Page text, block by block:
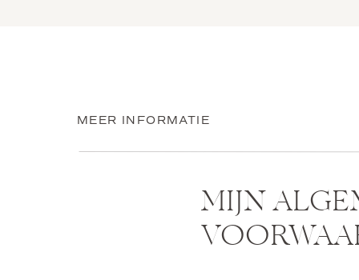
MEER INFORMATIE
MIJN